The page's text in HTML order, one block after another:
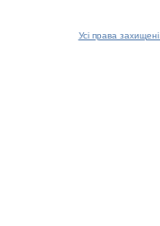
Усі права захищені.